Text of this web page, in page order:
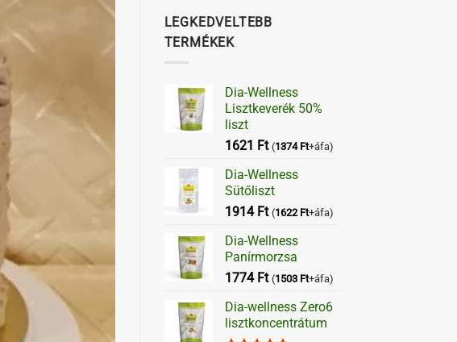
LEGKEDVELTEBB
TERMÉKEK
Dia-Wellness
Lisztkeverék 50%
liszt
1621 Ft (1374 Ft+áfa)
Dia-Wellness
Sütőliszt
1914 Ft (1622 Ft+áfa)
Dia-Wellness
Panírmorzsa
1774 Ft (1503 Ft+áfa)
Dia-wellness Zero6
lisztkoncentrátum